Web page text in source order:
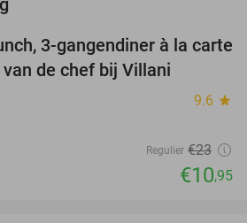
52%
3-gangendiner à la carte
de chef bij Villani
9.6 star
Regulier €23
€10,95